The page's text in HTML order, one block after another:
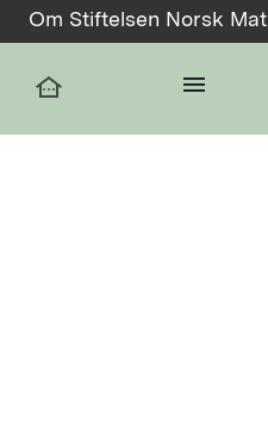
other_houses menu
Om Stiftelsen Norsk Mat
Informasjonskapsler
facebook